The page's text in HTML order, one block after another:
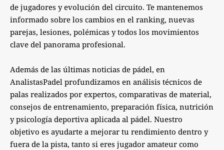
de jugadores y evolución del circuito. Te mantenemos
informado sobre los cambios en el ranking, nuevas
parejas, lesiones, polémicas y todos los movimientos
clave del panorama profesional.
Además de las últimas noticias de pádel, en
AnalistasPadel profundizamos en análisis técnicos de
palas realizados por expertos, comparativas de material,
consejos de entrenamiento, preparación física, nutrición
y psicología deportiva aplicada al pádel. Nuestro
objetivo es ayudarte a mejorar tu rendimiento dentro y
fuera de la pista, tanto si eres jugador amateur como